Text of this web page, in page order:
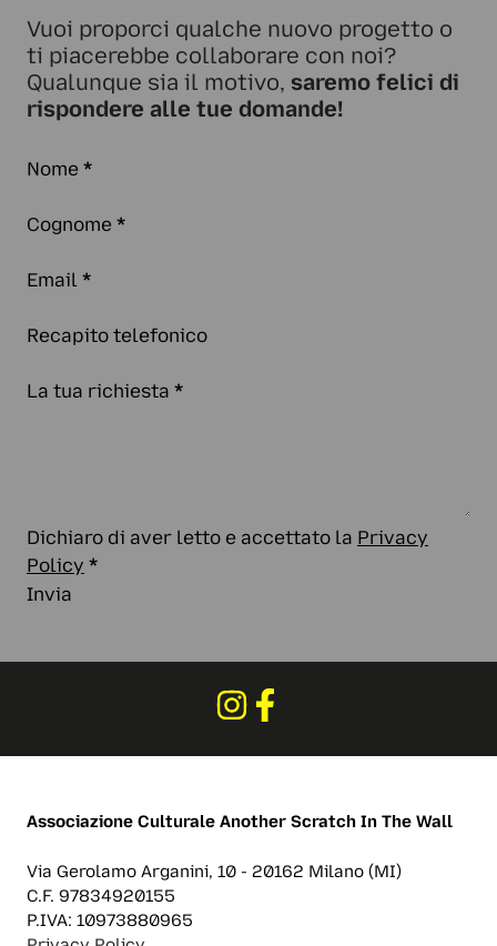
Vuoi proporci qualche nuovo progetto o
ti piacerebbe collaborare con noi?
Qualunque sia il motivo, saremo felici di
rispondere alle tue domande!
Nome *
Cognome *
Email *
Recapito telefonico
La tua richiesta *
Dichiaro di aver letto e accettato la Privacy
Policy *
Invia
Associazione Culturale Another Scratch In The Wall
Via Gerolamo Arganini, 10 - 20162 Milano (MI)
C.F. 97834920155
P.IVA: 10973880965